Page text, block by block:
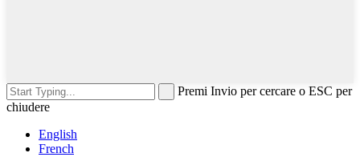
Premi Invio per cercare o ESC per
chiudere
English
French